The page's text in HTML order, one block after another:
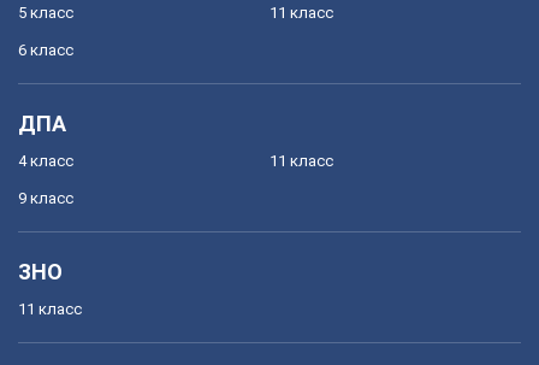
5 класс
6 класс
11 класс
ДПА
4 класс
9 класс
11 класс
ЗНО
11 класс